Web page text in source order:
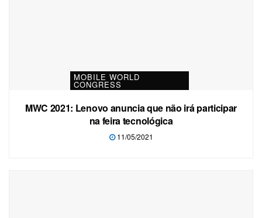
MOBILE WORLD
CONGRESS
MWC 2021: Lenovo anuncia que não irá participar
na feira tecnológica
11/05/2021